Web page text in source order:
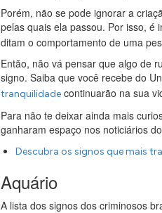
Porém, não se pode ignorar a
pelas quais ela passou. Por isso, é
ditam o comportamento de uma
Então, não vá pensar que algo de
signo. Saiba que você recebe do
tranquilidade continuarão na sua
Para não te deixar ainda mais
ganharam espaço nos noticiários
Descubra os signos que mais
Aquário
A lista dos signos dos criminosos